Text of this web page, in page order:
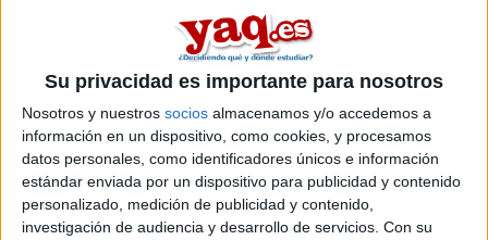
Su privacidad es importante para nosotros
Nosotros y nuestros socios almacenamos y/o accedemos a
información en un dispositivo, como cookies, y procesamos
datos personales, como identificadores únicos e información
estándar enviada por un dispositivo para publicidad y contenido
personalizado, medición de publicidad y contenido,
investigación de audiencia y desarrollo de servicios. Con su
Etiquetas: Selectividad Ingeniería de Telecomunicaciones